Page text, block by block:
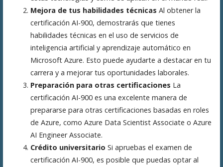
Mejora de tus habilidades técnicas Al obtener la
certificación AI-900, demostrarás que tienes
habilidades técnicas en el uso de servicios de
inteligencia artificial y aprendizaje automático en
Microsoft Azure. Esto puede ayudarte a destacar en tu
carrera y a mejorar tus oportunidades laborales.
Preparación para otras certificaciones La
certificación AI-900 es una excelente manera de
prepararse para otras certificaciones basadas en roles
de Azure, como Azure Data Scientist Associate o Azure
AI Engineer Associate.
Crédito universitario Si apruebas el examen de
certificación AI-900, es posible que puedas optar al